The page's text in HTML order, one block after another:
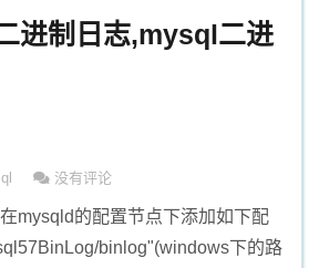
进制日志,mysql二进
没有评论
mysqld的配置节点下添加如下配
binlog"(windows下的路